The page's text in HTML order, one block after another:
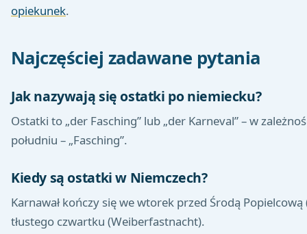
opiekunek.
Najczęściej zadawane pytania
Jak nazywają się ostatki po niemiecku?
Ostatki to „der Fasching” lub „der Karneval” – w
południu – „Fasching”.
Kiedy są ostatki w Niemczech?
Karnawał kończy się we wtorek przed Środą
tłustego czwartku (Weiberfastnacht).